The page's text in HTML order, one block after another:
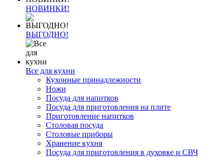
НОВИНКИ!
ВЫГОДНО!
Все для кухни
Кухонные принадлежности
Ножи
Посуда для напитков
Посуда для приготовления на плите
Приготовление напитков
Столовая посуда
Столовые приборы
Хранение кухня
Посуда для приготовления в духовке и СВЧ